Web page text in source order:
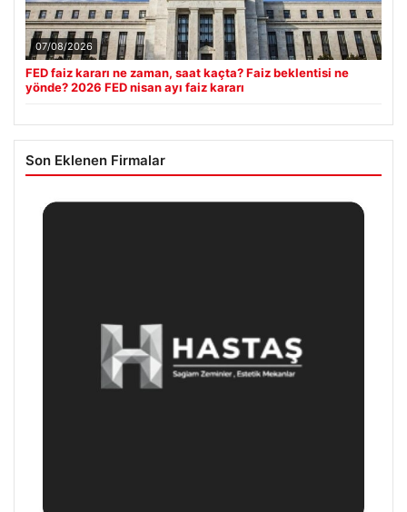
07/08/2026
FED faiz kararı ne zaman, saat kaçta? Faiz beklentisi ne
yönde? 2026 FED nisan ayı faiz kararı
Son Eklenen Firmalar